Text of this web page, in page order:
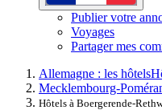
Publier votre
Voyages
Partager mes
Allemagne : les hôtels
Mecklembourg-
Hôtels à Boergerende-